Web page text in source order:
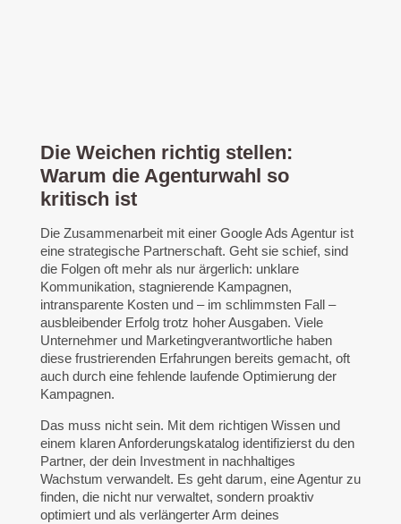
Die Weichen richtig stellen:
Warum die Agenturwahl so
kritisch ist
Die Zusammenarbeit mit einer Google Ads Agentur ist
eine strategische Partnerschaft. Geht sie schief, sind
die Folgen oft mehr als nur ärgerlich: unklare
Kommunikation, stagnierende Kampagnen,
intransparente Kosten und – im schlimmsten Fall –
ausbleibender Erfolg trotz hoher Ausgaben. Viele
Unternehmer und Marketingverantwortliche haben
diese frustrierenden Erfahrungen bereits gemacht, oft
auch durch eine fehlende laufende Optimierung der
Kampagnen.
Das muss nicht sein. Mit dem richtigen Wissen und
einem klaren Anforderungskatalog identifizierst du den
Partner, der dein Investment in nachhaltiges
Wachstum verwandelt. Es geht darum, eine Agentur zu
finden, die nicht nur verwaltet, sondern proaktiv
optimiert und als verlängerter Arm deines